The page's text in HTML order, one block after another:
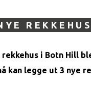
i Botn Hill
kan legge ut 3 nye